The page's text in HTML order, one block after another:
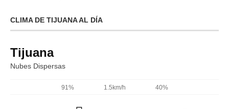
CLIMA DE TIJUANA AL DÍA
Tijuana
Nubes Dispersas
91% 1.5km/h 40%